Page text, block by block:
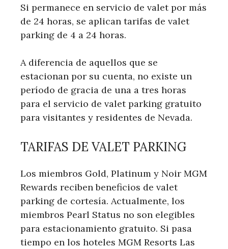
Si permanece en servicio de valet por más
de 24 horas, se aplican tarifas de valet
parking de 4 a 24 horas.
A diferencia de aquellos que se
estacionan por su cuenta, no existe un
período de gracia de una a tres horas
para el servicio de valet parking gratuito
para visitantes y residentes de Nevada.
TARIFAS DE VALET PARKING
Los miembros Gold, Platinum y Noir MGM
Rewards reciben beneficios de valet
parking de cortesía. Actualmente, los
miembros Pearl Status no son elegibles
para estacionamiento gratuito. Si pasa
tiempo en los hoteles MGM Resorts Las